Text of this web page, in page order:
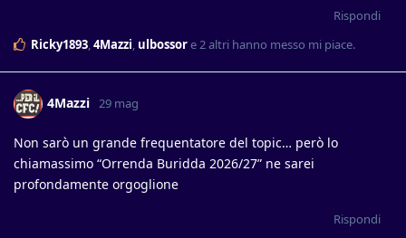
Rispondi
Ricky1893,4Mazzi, ulbossore2altri hanno messo mi piace.
4Mazzi 29 mag
Non sarò un grande frequentatore del topic… però lo
chiamassimo “Orrenda Buridda 2026/27” ne sarei
profondamente orgoglione
Rispondi